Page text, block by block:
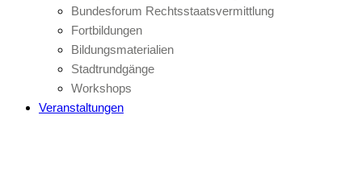
Bundesforum Rechtsstaatsvermittlung
Fortbildungen
Bildungsmaterialien
Stadtrundgänge
Workshops
Veranstaltungen